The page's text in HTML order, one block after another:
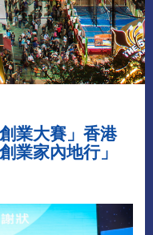
業大賽」香港
業家內地行」